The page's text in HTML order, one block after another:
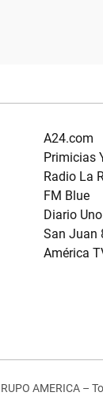
A24.com
Primicias
Radio La
FM Blue
Diario
San Juan
América
AMERICA –